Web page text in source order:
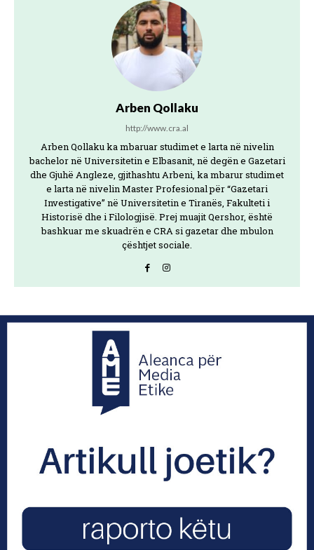
Arben Qollaku
http://www.cra.al
Arben Qollaku ka mbaruar studimet e larta në nivelin
bachelor në Universitetin e Elbasanit, në degën e Gazetari
dhe Gjuhë Angleze, gjithashtu Arbeni, ka mbarur studimet
e larta në nivelin Master Profesional për “Gazetari
Investigative” në Universitetin e Tiranës, Fakulteti i
Historisë dhe i Filologjisë. Prej muajit Qershor, është
bashkuar me skuadrën e CRA si gazetar dhe mbulon
çështjet sociale.